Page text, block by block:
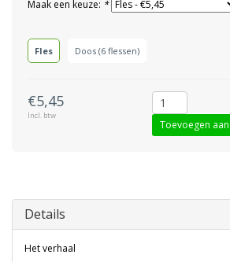
Maak een keuze: *
Fles Doos (6 flessen)
€5,45
Incl. btw
Toevoegen
Details
Het verhaal